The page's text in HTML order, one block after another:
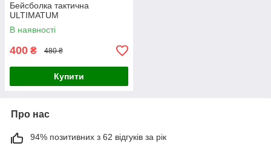
Бейсболка тактична
ULTIMATUM
В наявності
400 ₴ 480 ₴
Купити
Про нас
94% позитивних з 62 відгуків за рік